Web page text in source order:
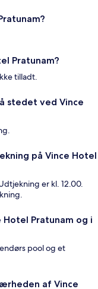
Pratunam?
tilladt.
stedet ved Vince
på Vince Hotel
er kl. 12.00.
Hotel Pratunam og i
pool og et
af Vince